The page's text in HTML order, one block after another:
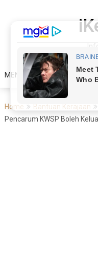
MENU
Home
Bantuan Kerajaan
Pencarum KWSP Boleh